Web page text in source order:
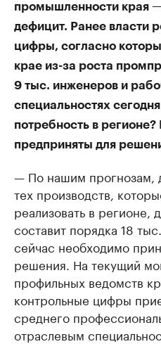
промышленности края
дефицит. Ранее власти
цифры, согласно
крае из-за роста
9 тыс. инженеров и
специальностях
потребность в
предприняты для
— По нашим прогнозам,
тех производств,
реализовать в регионе,
составит порядка 18
сейчас необходимо
решения. На текущий
профильных ведомств
контрольные цифры
среднего
отраслевым